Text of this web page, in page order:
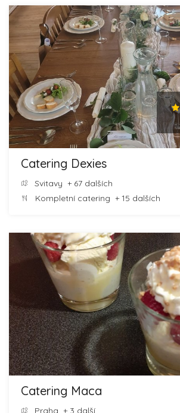
Catering Dexies
Svitavy + 67 dalších
Kompletní catering + 15 dalších
Catering Maca
Praha + 3 další